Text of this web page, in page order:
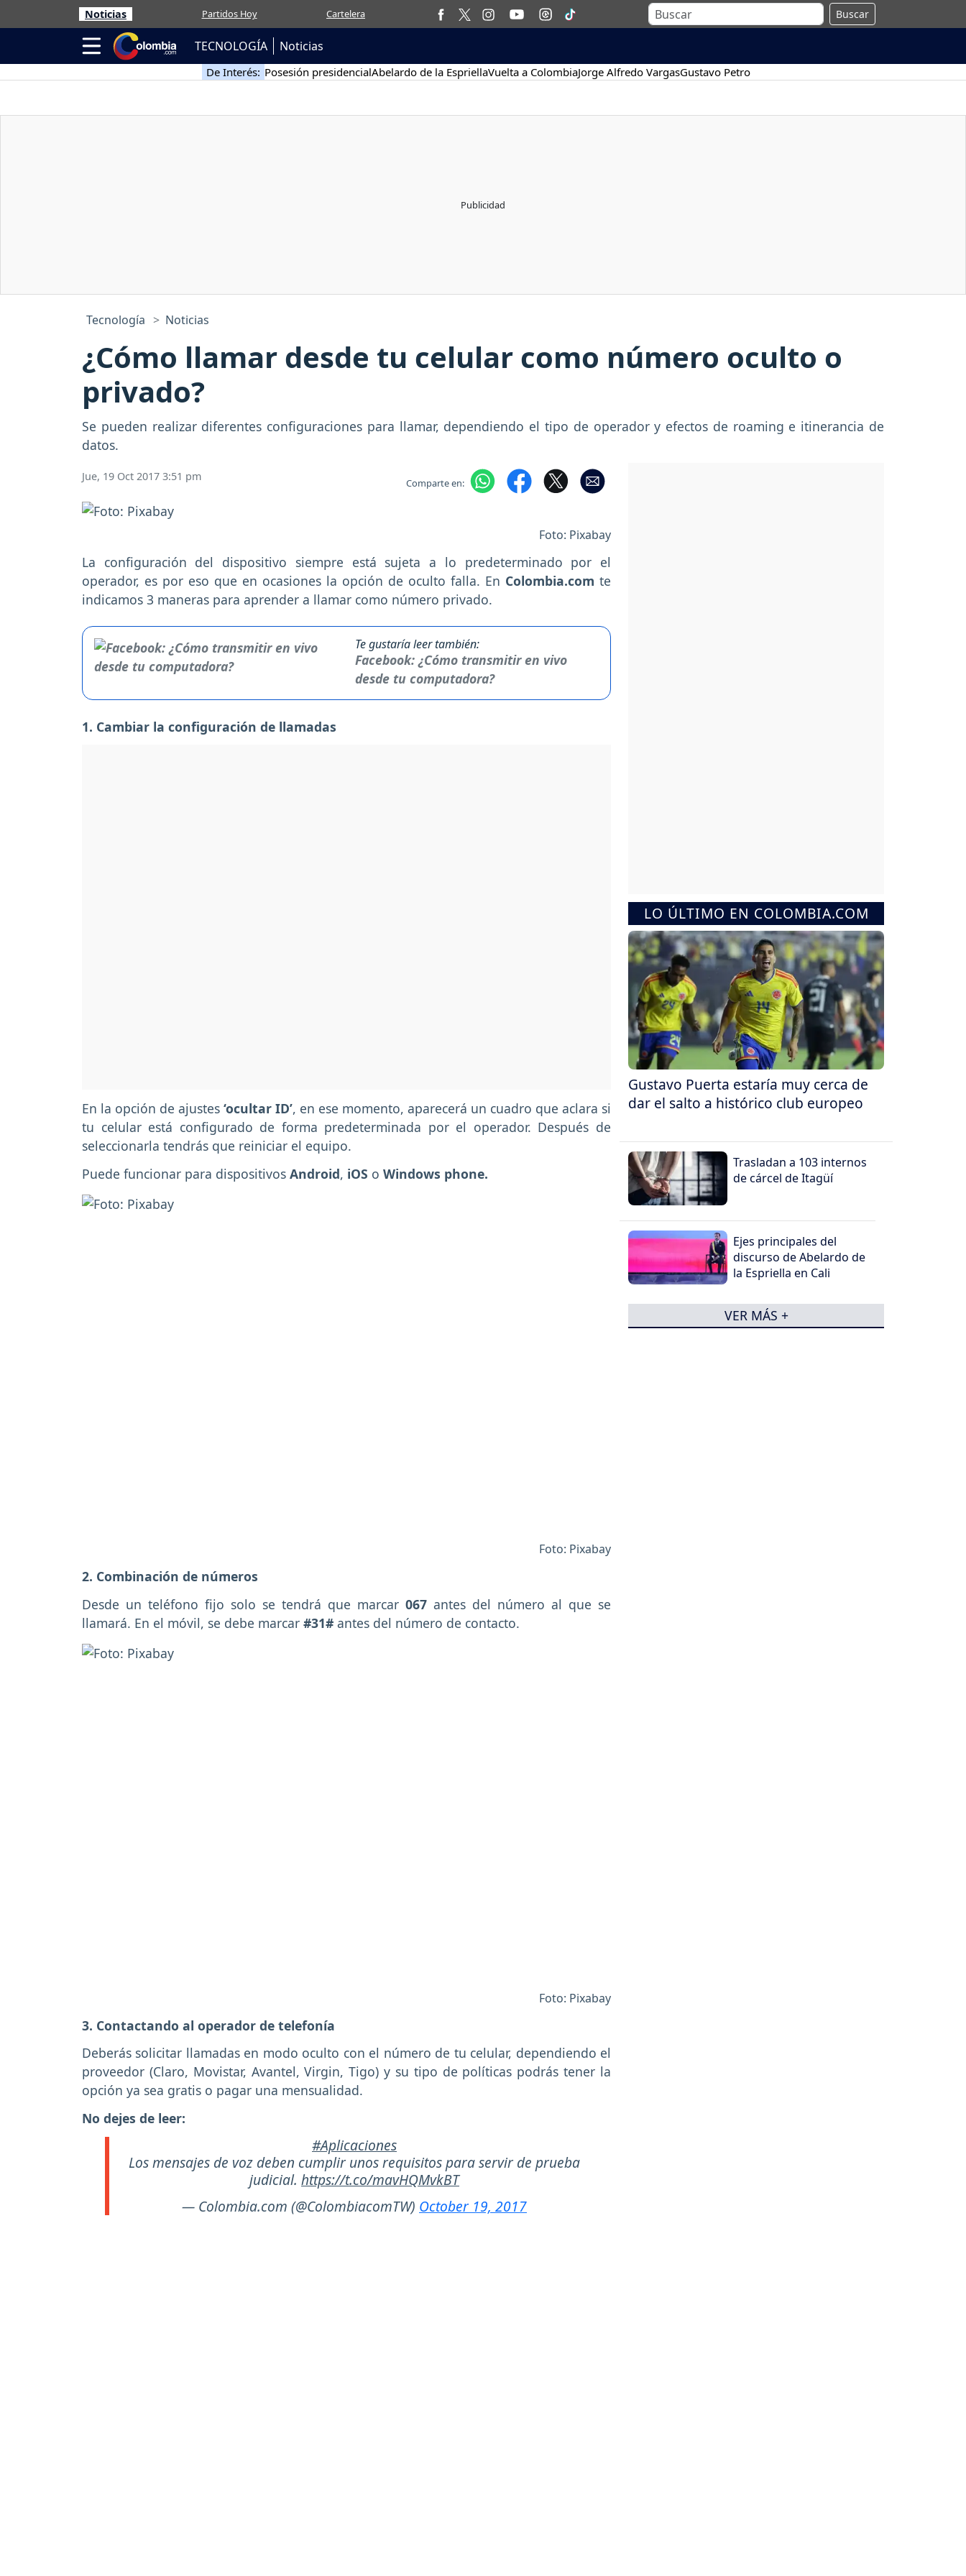
Noticias Partidos Hoy Cartelera Buscar
TECNOLOGÍA Noticias
De Interés: Posesión presidencialAbelardo de la EspriellaVuelta a ColombiaJorge Alfredo VargasGustavo Petro
Tecnología Noticias
¿Cómo llamar desde tu celular como número oculto o
privado?
Se pueden realizar diferentes configuraciones para llamar, dependiendo el tipo de operador y efectos de roaming e itinerancia de
datos.
Jue, 19 Oct 2017 3:51 pm Comparte en:
Foto: Pixabay
La configuración del dispositivo siempre está sujeta a lo predeterminado por el
operador, es por eso que en ocasiones la opción de oculto falla. En Colombia.com te
indicamos 3 maneras para aprender a llamar como número privado.
Te gustaría leer también:
Facebook: ¿Cómo transmitir en vivo
desde tu computadora?
1. Cambiar la configuración de llamadas
En la opción de ajustes ‘ocultar ID’, en ese momento, aparecerá un cuadro que aclara si
tu celular está configurado de forma predeterminada por el operador. Después de
seleccionarla tendrás que reiniciar el equipo.
Puede funcionar para dispositivos Android, iOS o Windows phone.
Foto: Pixabay
2. Combinación de números
Desde un teléfono fijo solo se tendrá que marcar 067 antes del número al que se
llamará. En el móvil, se debe marcar #31# antes del número de contacto.
Foto: Pixabay
3. Contactando al operador de telefonía
Deberás solicitar llamadas en modo oculto con el número de tu celular, dependiendo el
proveedor (Claro, Movistar, Avantel, Virgin, Tigo) y su tipo de políticas podrás tener la
opción ya sea gratis o pagar una mensualidad.
No dejes de leer:
#Aplicaciones
Los mensajes de voz deben cumplir unos requisitos para servir de prueba
judicial. https://t.co/mavHQMvkBT
— Colombia.com (@ColombiacomTW) October 19, 2017
LO ÚLTIMO EN COLOMBIA.COM
Gustavo Puerta estaría muy cerca de
dar el salto a histórico club europeo
Trasladan a 103 internos
de cárcel de Itagüí
Ejes principales del
discurso de Abelardo de
la Espriella en Cali
VER MÁS +